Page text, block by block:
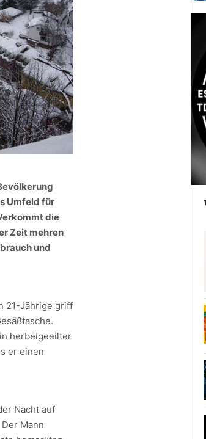
Umfeld für
die
Zeit mehren
und
21-Jährige griff
herbeigeeilter
er einen
Nacht auf
Mann